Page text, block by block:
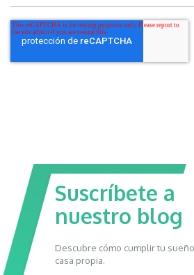
Suscríbete a
nuestro blog
Descubre cómo cumplir tu
casa propia.